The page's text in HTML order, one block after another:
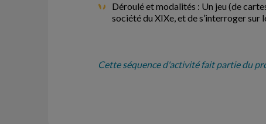
Déroulé et modalités : Un jeu (de
société du XIXe, et de s’interroger sur
Cette séquence d'activité fait partie du